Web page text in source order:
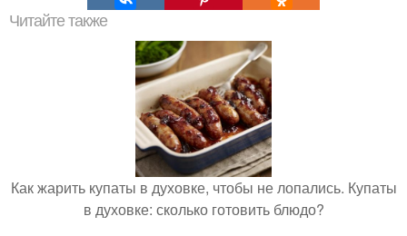
Читайте также
Как жарить купаты в духовке, чтобы не лопались. Купаты
в духовке: сколько готовить блюдо?